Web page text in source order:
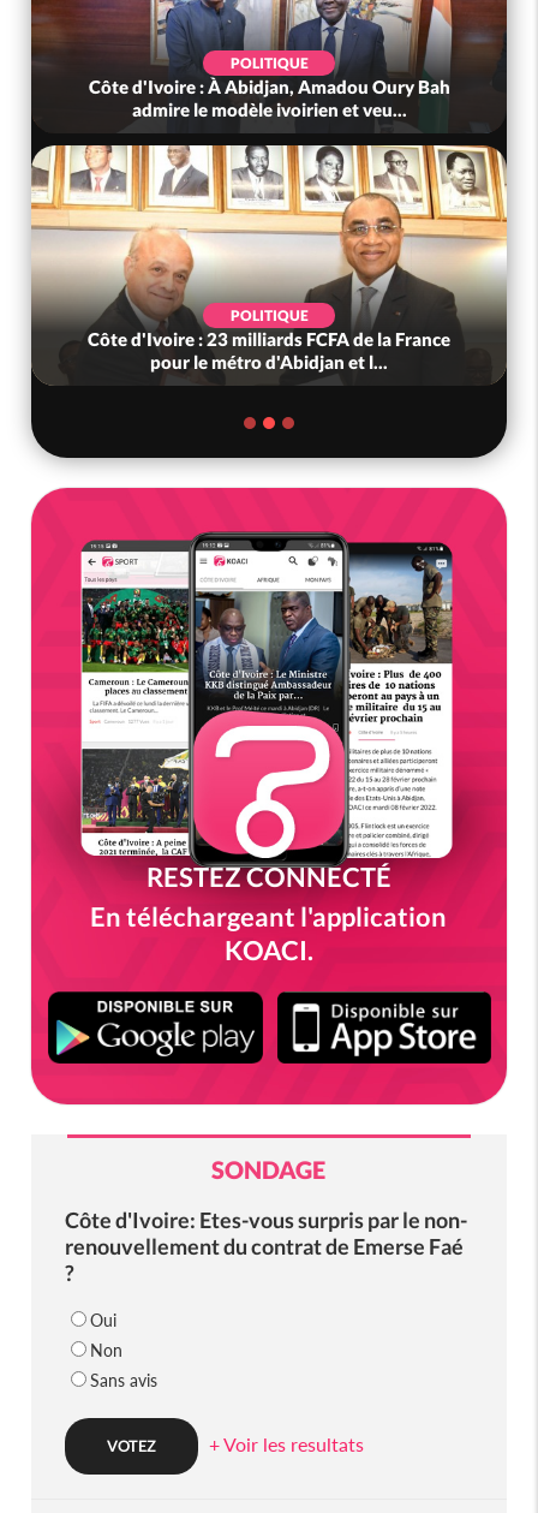
POLITIQUE
Côte d'Ivoire : À Abidjan, Amadou Oury Bah
admire le modèle ivoirien et veu...
POLITIQUE
Côte d'Ivoire : 23 milliards FCFA de la France
pour le métro d'Abidjan et l...
RESTEZ CONNECTÉ
En téléchargeant l'application
KOACI.
SONDAGE
Côte d'Ivoire: Etes-vous surpris par le non-
renouvellement du contrat de Emerse Faé
?
Oui
Non
Sans avis
+ Voir les resultats